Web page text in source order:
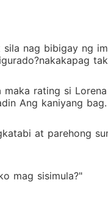
sila nag bibigay ng
maka rating si
Ang kaniyang bag.
at parehong
mag sisimula?"